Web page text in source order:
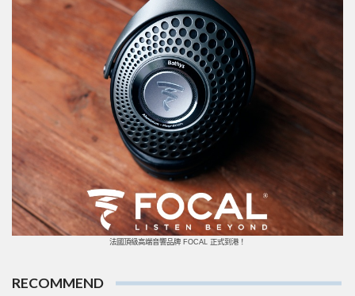
法國頂級高端音響品牌 FOCAL 正式到港！
RECOMMEND